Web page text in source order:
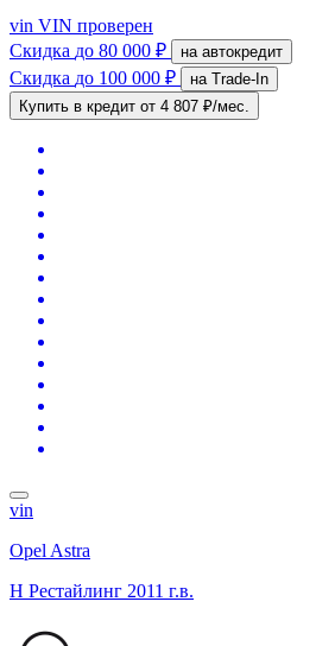
vin VIN проверен
Скидка до 80 000 ₽ на автокредит
Скидка до 100 000 ₽
на Trade-In
Купить в кредит от 4 807 ₽/мес.
vin
Opel Astra
H Рестайлинг 2011 г.в.